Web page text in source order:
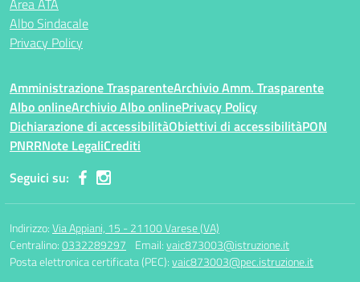
Area ATA
Albo Sindacale
Privacy Policy
Amministrazione TrasparenteArchivio Amm. Trasparente
Albo onlineArchivio Albo onlinePrivacy Policy
Dichiarazione di accessibilitàObiettivi di accessibilitàPON
PNRRNote LegaliCrediti
Seguici su:
Indirizzo:Via Appiani, 15 - 21100 Varese (VA)
Centralino:0332289297 Email:vaic873003@istruzione.it
Posta elettronica certificata (PEC):vaic873003@pec.istruzione.it